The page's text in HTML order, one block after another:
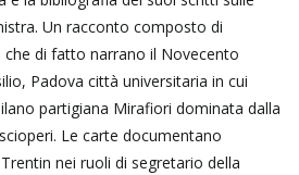
Un racconto composto di
di fatto narrano il Novecento
Padova città universitaria in cui
partigiana Mirafiori dominata dalla
Le carte documentano
nei ruoli di segretario della